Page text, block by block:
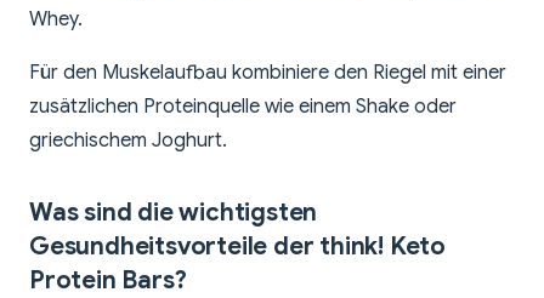
Whey.
Für den Muskelaufbau kombiniere den Riegel mit einer
zusätzlichen Proteinquelle wie einem Shake oder
griechischem Joghurt.
Was sind die wichtigsten
Gesundheitsvorteile der think! Keto
Protein Bars?